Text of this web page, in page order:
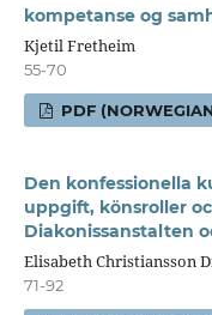
kompetanse og
Kjetil Fretheim
55-70
PDF
Den konfessionella
uppgift, könsroller
Diakonissanstalten
Elisabeth Christiansson
71-92